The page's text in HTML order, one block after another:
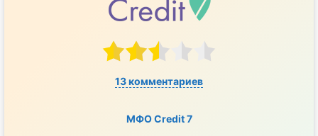
13 комментариев
МФО Credit 7